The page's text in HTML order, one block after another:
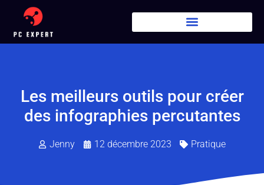
Les meilleurs outils pour créer
des infographies percutantes
Jenny 12 décembre 2023 Pratique